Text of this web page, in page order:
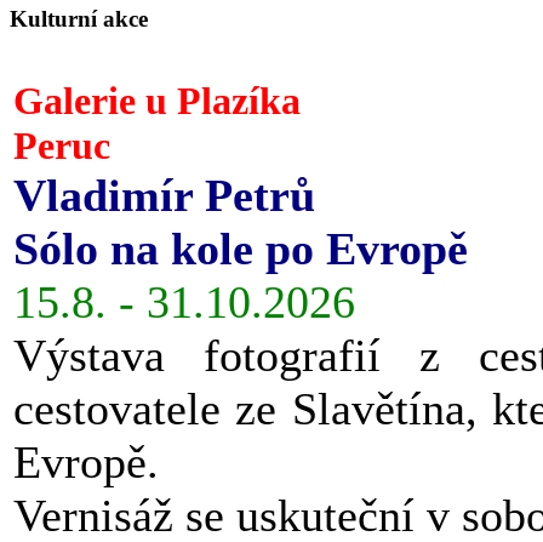
Kulturní akce
Galerie u Plazíka
Peruc
Vladimír Petrů
Sólo na kole po Evropě
15.8. - 31.10.2026
Výstava fotografií z
cestovatele ze Slavětína,
Evropě.
Vernisáž se uskuteční v